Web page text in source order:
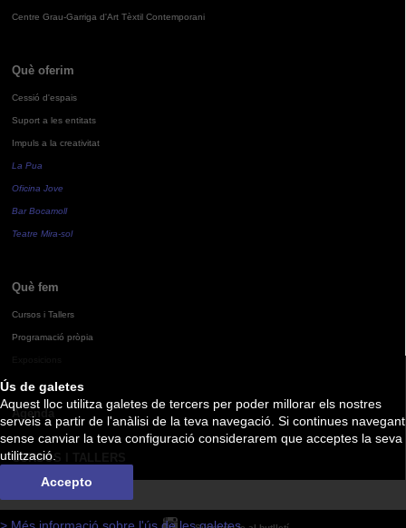
Ús de galetes
Aquest lloc utilitza galetes de tercers per poder millorar els nostres
serveis a partir de l'anàlisi de la teva navegació. Si continues navegant
sense canviar la teva configuració considerarem que acceptes la seva
utilització.
Accepto
Centre Grau-Garriga d'Art Tèxtil Contemporani
Què oferim
Cessió d'espais
Suport a les entitats
Impuls a la creativitat
La Pua
Oficina Jove
Bar Bocamoll
Teatre Mira-sol
Què fem
Cursos i Tallers
Programació pròpia
Agenda
CURSOS I TALLERS